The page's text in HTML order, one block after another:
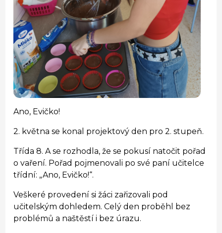
Ano, Evičko!
2. května se konal projektový den pro 2. stupeň.
Třída 8. A se rozhodla, že se pokusí natočit pořad
o vaření. Pořad pojmenovali po své paní učitelce
třídní: „Ano, Evičko!“.
Veškeré provedení si žáci zařizovali pod
učitelským dohledem. Celý den proběhl bez
problémů a naštěstí i bez úrazu.